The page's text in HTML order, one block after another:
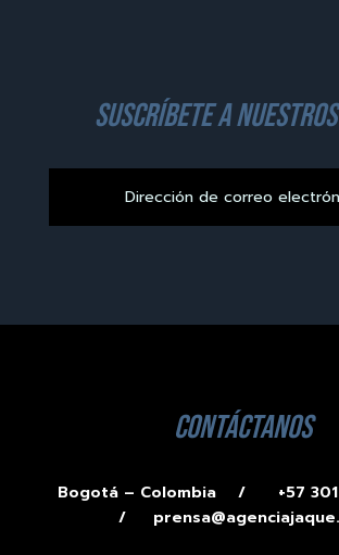
suscríbete a
contáctanos
Bogotá – Colombia /
+57
/